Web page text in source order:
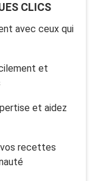
CLICS
avec ceux qui
et
et aidez
recettes